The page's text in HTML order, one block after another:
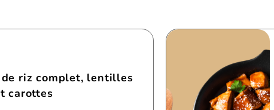
riz complet, lentilles
carottes